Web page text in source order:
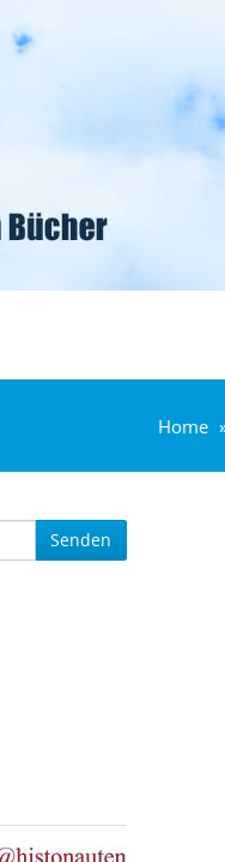
Home
Senden